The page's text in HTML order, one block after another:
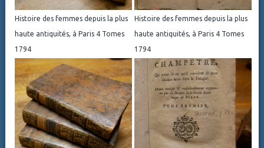
Histoire des femmes depuis la plus
haute antiquités, à Paris 4 Tomes
1794
Histoire des femmes depuis la plus
haute antiquités, à Paris 4 Tomes
1794